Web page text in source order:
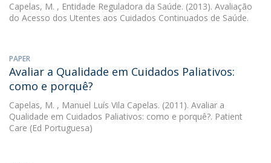
Capelas, M. , Entidade Reguladora da Saúde. (2013). Avaliação
do Acesso dos Utentes aos Cuidados Continuados de Saúde.
PAPER
Avaliar a Qualidade em Cuidados Paliativos:
como e porquê?
Capelas, M. , Manuel Luís Vila Capelas. (2011). Avaliar a
Qualidade em Cuidados Paliativos: como e porquê?. Patient
Care (Ed Portuguesa)